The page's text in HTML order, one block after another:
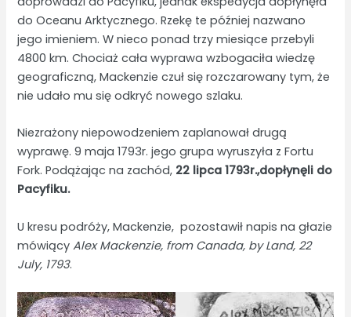
do Oceanu Arktycznego. Rzekę te później nazwano
jego imieniem. W nieco ponad trzy miesiące przebyli
4800 km. Chociaż cała wyprawa wzbogaciła wiedzę
geograficzną, Mackenzie czuł się rozczarowany tym, że
nie udało mu się odkryć nowego szlaku.
Niezrażony niepowodzeniem zaplanował drugą
wyprawę. 9 maja 1793r. jego grupa wyruszyła z Fortu
Fork. Podążając na zachód, 22 lipca 1793r.,dopłynęli do
Pacyfiku.
U kresu podróży, Mackenzie, pozostawił napis na głazie
mówiącyAlex Mackenzie, from Canada, by Land, 22
July, 1793.